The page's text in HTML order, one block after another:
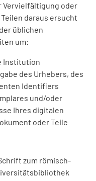
Vervielfältigung oder
daraus ersucht
üblichen
um:
Institution
des Urhebers, des
Identifiers
und/oder
Ihres digitalen
oder Teile
zum römisch-